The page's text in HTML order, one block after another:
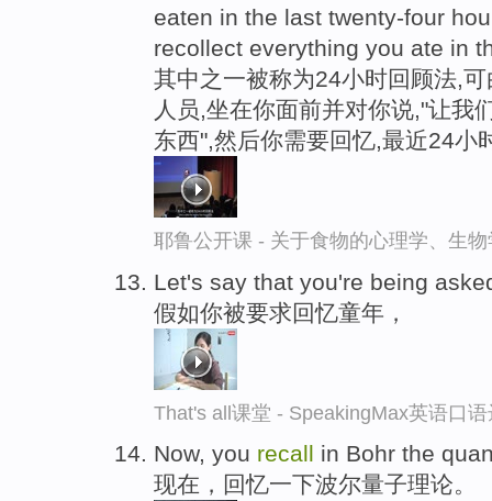
eaten in the last twenty-four
recollect everything you ate in
其中之一被称为24小时回顾法,
人员,坐在你面前并对你说,"让我
东西",然后你需要回忆,最近24小
耶鲁公开课 - 关于食物的心理学、生
Let's say that you're being
假如你被要求回忆童年，
That's all课堂 - SpeakingMax英语口语
Now, you recall in Bohr the
现在，回忆一下波尔量子理论。